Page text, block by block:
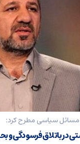
سیاسی مطرح کرد:
در باتلاق فرسودگی و